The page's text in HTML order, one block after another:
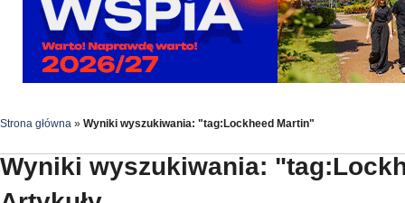
Strona główna » Wyniki wyszukiwania: "tag:Lockheed Martin"
Wyniki wyszukiwania: